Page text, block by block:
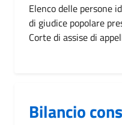
Elenco delle persone
di giudice popolare
Corte di assise di
Bilancio